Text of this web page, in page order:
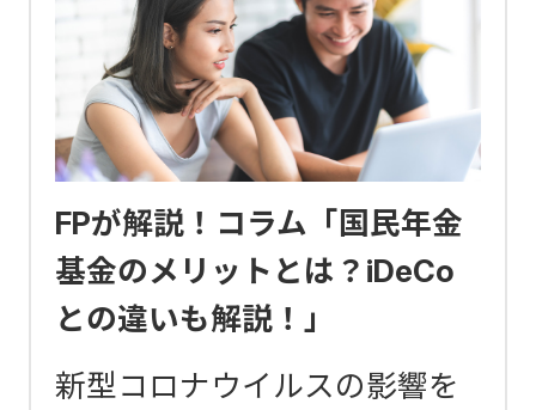
FPが解説！コラム「国民年金
基金のメリットとは？iDeCo
との違いも解説！」
新型コロナウイルスの影響を